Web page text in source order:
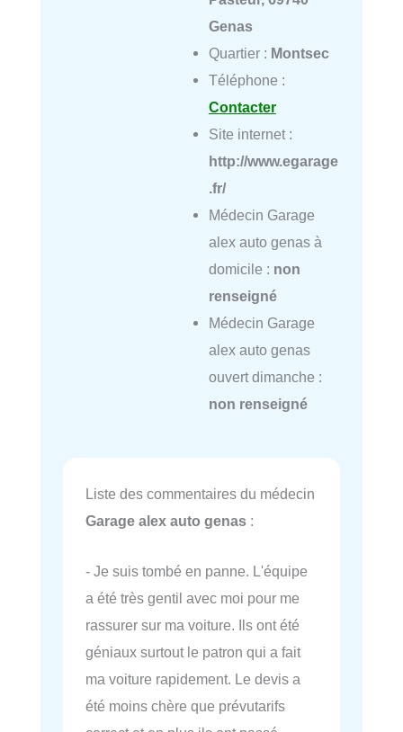
Genas
Quartier : Montsec
Téléphone :
Contacter
Site internet :
http://www.egarage
.fr/
Médecin Garage
alex auto genas à
domicile : non
renseigné
Médecin Garage
alex auto genas
ouvert dimanche :
non renseigné
Liste des commentaires du médecin
Garage alex auto genas :
- Je suis tombé en panne. L'équipe
a été très gentil avec moi pour me
rassurer sur ma voiture. Ils ont été
géniaux surtout le patron qui a fait
ma voiture rapidement. Le devis a
été moins chère que prévutarifs